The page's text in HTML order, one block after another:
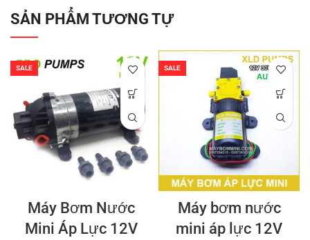
SẢN PHẨM TƯƠNG TỰ
SALE
Máy Bơm Nước
Mini Áp Lực 12V
SALE
Máy bơm nước
mini áp lực 12V